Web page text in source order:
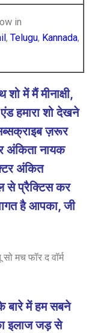
in
, Telugu, Kannada,
में मैं मीनाक्षी,
हमारा शो देखने
ज़रूर
अंकिता नायक
अंकित
से प्रैक्टिस कर
है आपका, जी
मच फॉर द वॉर्म
बारे में हम सबने
इलाज जड़ से